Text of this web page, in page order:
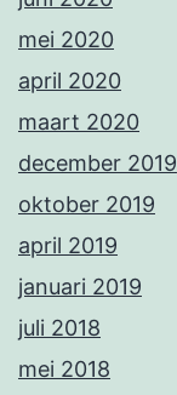
mei 2020
april 2020
maart 2020
december 2019
oktober 2019
april 2019
januari 2019
juli 2018
mei 2018